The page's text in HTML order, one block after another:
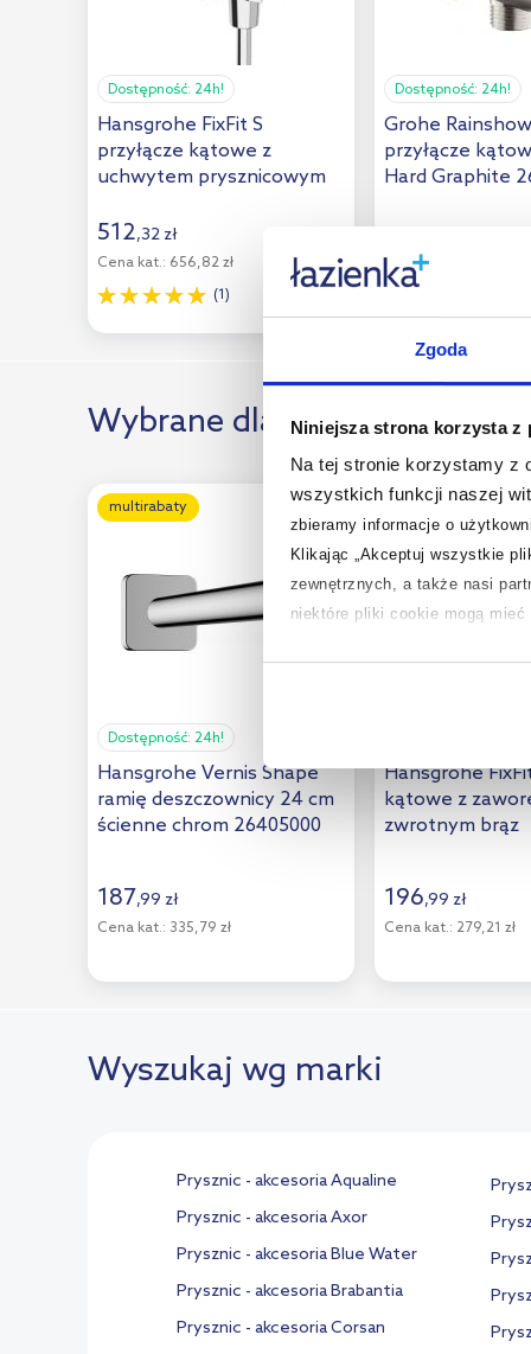
Zgoda
Niniejsza strona korzysta z
Na tej stronie korzystamy z
wszystkich funkcji naszej
zbieramy informacje o
Klikając „Akceptuj wszystkie
zewnętrznych, a także nasi
niektóre pliki cookie mogą mieć
na temat plików cookie i tego,
Ronal
Sapho
Schell
Sealskin
Simple Human (3)
(29)
Tres
Villeroy & Boch (31)
(4)
Zucchetti
Dostępność: 24h!
Hansgrohe FixFit S
przyłącze kątowe z
uchwytem prysznicowym
512,32 zł
Cena kat.: 656,82 zł
(1)
Dostępność: 24h!
Grohe
przyłącze
Hard Graphite
422
Cena kat.:
Wybrane dla Ciebie
multirabaty
Dostępność: 24h!
Hansgrohe Vernis Shape
ramię deszczownicy 24 cm
ścienne chrom 26405000
187,99 zł
Cena kat.: 335,79 zł
multirabaty
Hansgrohe
kątowe z
zwrotnym brąz
196,99 zł
Cena kat.: 279,21 zł
Wyszukaj wg marki
Prysznic - akcesoria Aqualine
Prysznic - akcesoria Axor
Prysznic - akcesoria Blue Water
Prysznic - akcesoria Brabantia
Prysznic - akcesoria Corsan